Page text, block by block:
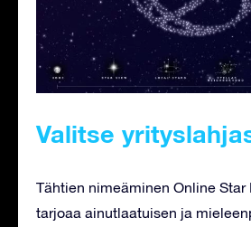
Valitse
Tähtien nimeäminen Online Star
tarjoaa ainutlaatuisen ja